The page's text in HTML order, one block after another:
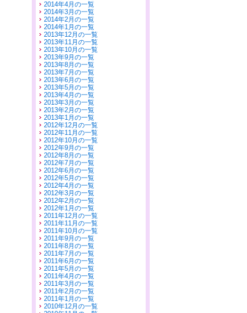
2014年4月の一覧
2014年3月の一覧
2014年2月の一覧
2014年1月の一覧
2013年12月の一覧
2013年11月の一覧
2013年10月の一覧
2013年9月の一覧
2013年8月の一覧
2013年7月の一覧
2013年6月の一覧
2013年5月の一覧
2013年4月の一覧
2013年3月の一覧
2013年2月の一覧
2013年1月の一覧
2012年12月の一覧
2012年11月の一覧
2012年10月の一覧
2012年9月の一覧
2012年8月の一覧
2012年7月の一覧
2012年6月の一覧
2012年5月の一覧
2012年4月の一覧
2012年3月の一覧
2012年2月の一覧
2012年1月の一覧
2011年12月の一覧
2011年11月の一覧
2011年10月の一覧
2011年9月の一覧
2011年8月の一覧
2011年7月の一覧
2011年6月の一覧
2011年5月の一覧
2011年4月の一覧
2011年3月の一覧
2011年2月の一覧
2011年1月の一覧
2010年12月の一覧